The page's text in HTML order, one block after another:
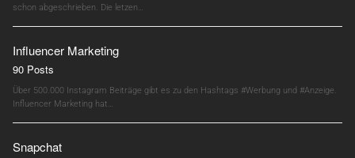
schon abgeschrieben. Die letzen…
Influencer Marketing
90 Posts
Über 500.000 Instagram Beiträge gibt es zu den Hashtags #Werbung und #Anzeige.
Influencer Marketing hat…
Snapchat